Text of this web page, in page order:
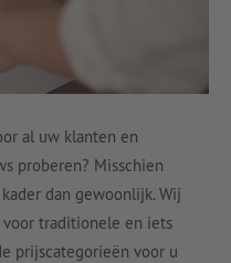
al uw klanten en
proberen? Misschien
dan gewoonlijk. Wij
voor traditionele en iets
prijscategorieën voor u